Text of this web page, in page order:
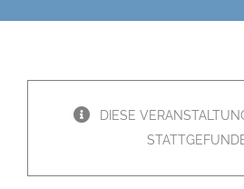
DIESE